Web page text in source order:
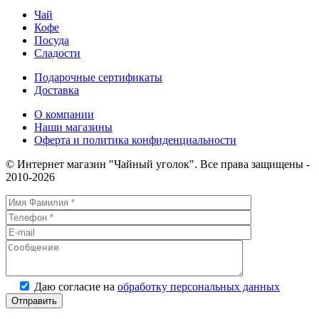
Чай
Кофе
Посуда
Сладости
Подарочные сертификаты
Доставка
О компании
Наши магазины
Оферта и политика конфиденциальности
© Интернет магазин "Чайный уголок". Все права защищены -
2010-2026
Даю согласие на обработку персональных данных